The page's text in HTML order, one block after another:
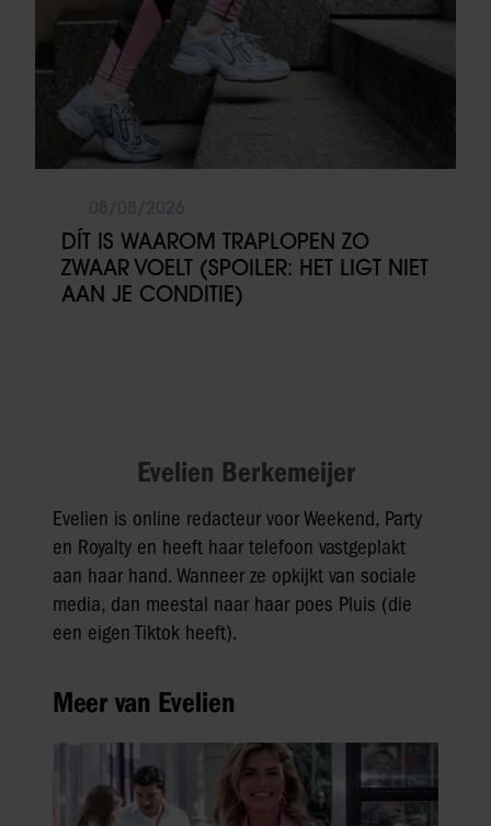
partners kunnen deze gegevens combineren met andere
informatie die u aan ze heeft verstrekt of die ze hebben
verzameld op basis van uw gebruik van hun services. U
gaat akkoord met onze cookies als u onze website blijft
gebruiken.
DÍT IS WAAROM TRAPLOPEN ZO
ZWAAR VOELT (SPOILER: HET LIGT NIET
AAN JE CONDITIE)
Evelien Berkemeijer
Evelien is online redacteur voor Weekend, Party
en Royalty en heeft haar telefoon vastgeplakt
aan haar hand. Wanneer ze opkijkt van sociale
media, dan meestal naar haar poes Pluis (die
een eigen Tiktok heeft).
Meer van Evelien